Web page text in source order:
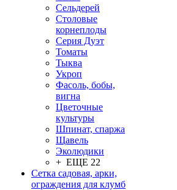
Сельдерей
Столовые
корнеплоды
Серия Дуэт
Томаты
Тыква
Укроп
Фасоль, бобы,
вигна
Цветочные
культуры
Шпинат, спаржа
Щавель
Эколюдики
+ ЕЩЕ 22
Сетка садовая, арки,
ограждения для клумб